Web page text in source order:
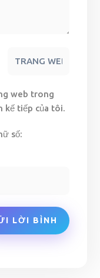
web trong
kế tiếp của tôi.
số:
LỜI BÌNH